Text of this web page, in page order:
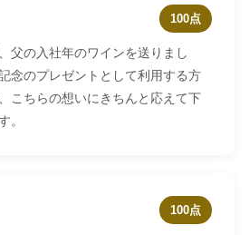
100点
父の入社年のワインを送りまし
念のプレゼントとして利用する方
こちらの想いにきちんと応えて下
。
100点